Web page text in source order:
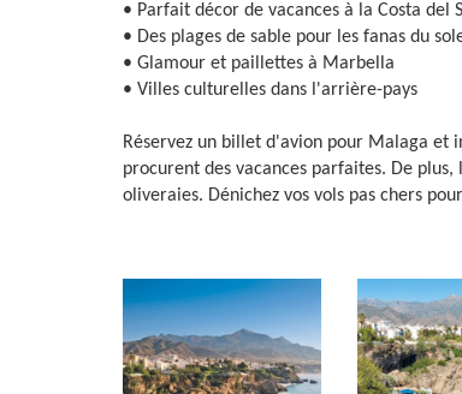
• Parfait décor de vacances à la Costa del
• Des plages de sable pour les fanas du
• Glamour et paillettes à Marbella
• Villes culturelles dans l'arrière-pays
Réservez un billet d'avion pour Malaga et
procurent des vacances parfaites. De
oliveraies. Dénichez vos vols pas chers